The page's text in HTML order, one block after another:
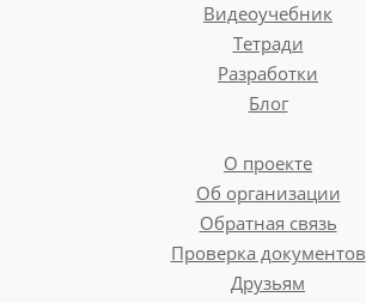
Видеоучебник
Тетради
Разработки
Блог
О проекте
Об организации
Обратная связь
Проверка документов
Друзьям